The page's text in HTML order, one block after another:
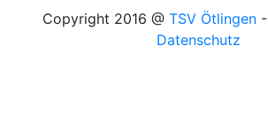
Copyright 2016 @ TSV Ötlingen-
Datenschutz